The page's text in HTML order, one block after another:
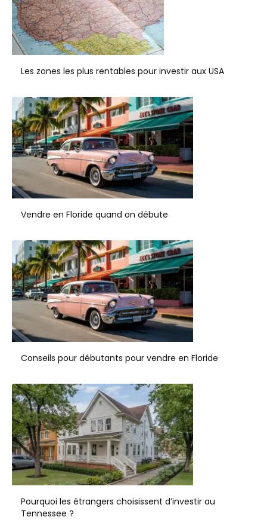
Les zones les plus rentables pour investir aux USA
Vendre en Floride quand on débute
Conseils pour débutants pour vendre en Floride
Pourquoi les étrangers choisissent d’investir au
Tennessee ?